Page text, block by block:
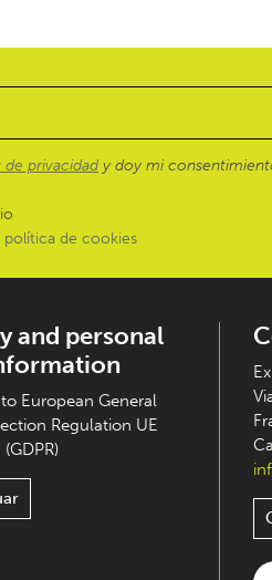
de privacidad y doy mi
política de cookies
and personal
European General
Regulation UE